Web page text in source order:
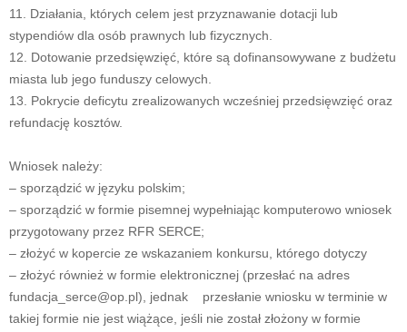
11. Działania, których celem jest przyznawanie dotacji lub
stypendiów dla osób prawnych lub fizycznych.
12. Dotowanie przedsięwzięć, które są dofinansowywane z budżetu
miasta lub jego funduszy celowych.
13. Pokrycie deficytu zrealizowanych wcześniej przedsięwzięć oraz
refundację kosztów.
Wniosek należy:
– sporządzić w języku polskim;
– sporządzić w formie pisemnej wypełniając komputerowo wniosek
przygotowany przez RFR SERCE;
– złożyć w kopercie ze wskazaniem konkursu, którego dotyczy
– złożyć również w formie elektronicznej (przesłać na adres
fundacja_serce@op.pl), jednak przesłanie wniosku w terminie w
takiej formie nie jest wiążące, jeśli nie został złożony w formie